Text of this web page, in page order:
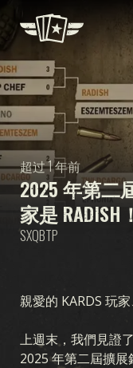
2025 年第二
家是 RADISH！
超过 1 年前
SXQBTP
親愛的 KARDS 玩
上週末，我們見證
2025 年第二屆擴展